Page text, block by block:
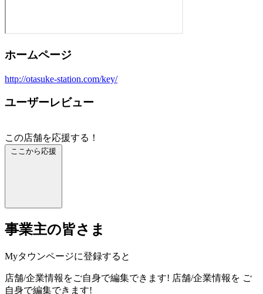
ホームページ
http://otasuke-station.com/key/
ユーザーレビュー
この店舗を応援する！
ここから応援
事業主の皆さま
Myタウンページに登録すると
店舗/企業情報をご自身で編集できます! 店舗/企業情報を ご
自身で編集できます!